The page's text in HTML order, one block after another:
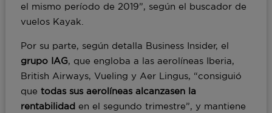
el mismo período de 2019”, según el buscador de
vuelos Kayak.
Por su parte, según detalla Business Insider, el
grupo IAG, que engloba a las aerolíneas Iberia,
British Airways, Vueling y Aer Lingus, “consiguió
que todas sus aerolíneas alcanzasen la
rentabilidad en el segundo trimestre”, y mantiene